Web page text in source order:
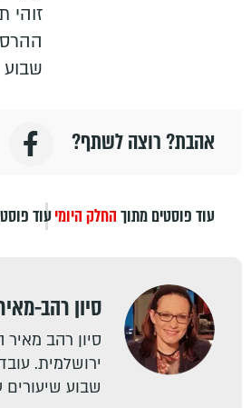
זוהי
שבוע
אהבת? רוצה לשתף?
עוד פוסטים מתוךהחלק היומיעוד
סיון רהב-
סיון רהב
ירושלמית.
שבוע